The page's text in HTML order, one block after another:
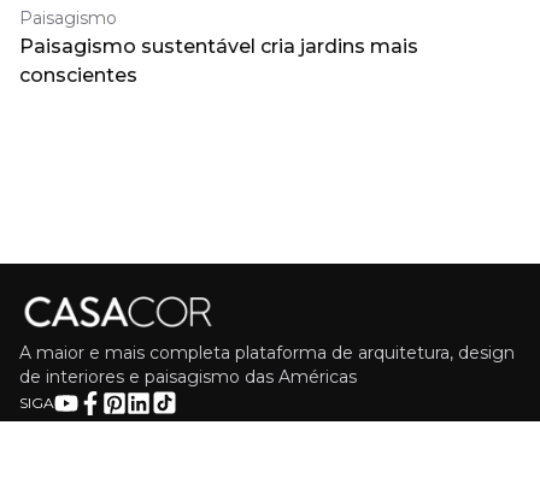
Paisagismo
Paisagismo sustentável cria jardins mais
conscientes
A maior e mais completa plataforma de arquitetura, design
de interiores e paisagismo das Américas
SIGA